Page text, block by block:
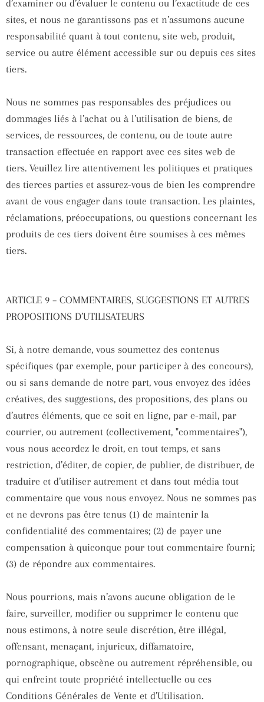
d’examiner ou d’évaluer le contenu ou l’exactitude de ces
sites, et nous ne garantissons pas et n’assumons aucune
responsabilité quant à tout contenu, site web, produit,
service ou autre élément accessible sur ou depuis ces sites
tiers.
Nous ne sommes pas responsables des préjudices ou
dommages liés à l’achat ou à l’utilisation de biens, de
services, de ressources, de contenu, ou de toute autre
transaction effectuée en rapport avec ces sites web de
tiers. Veuillez lire attentivement les politiques et pratiques
des tierces parties et assurez-vous de bien les comprendre
avant de vous engager dans toute transaction. Les plaintes,
réclamations, préoccupations, ou questions concernant les
produits de ces tiers doivent être soumises à ces mêmes
tiers.
ARTICLE 9 – COMMENTAIRES, SUGGESTIONS ET AUTRES
PROPOSITIONS D’UTILISATEURS
Si, à notre demande, vous soumettez des contenus
spécifiques (par exemple, pour participer à des concours),
ou si sans demande de notre part, vous envoyez des idées
créatives, des suggestions, des propositions, des plans ou
d’autres éléments, que ce soit en ligne, par e-mail, par
courrier, ou autrement (collectivement, "commentaires"),
vous nous accordez le droit, en tout temps, et sans
restriction, d’éditer, de copier, de publier, de distribuer, de
traduire et d’utiliser autrement et dans tout média tout
commentaire que vous nous envoyez. Nous ne sommes pas
et ne devrons pas être tenus (1) de maintenir la
confidentialité des commentaires; (2) de payer une
compensation à quiconque pour tout commentaire fourni;
(3) de répondre aux commentaires.
Nous pourrions, mais n’avons aucune obligation de le
faire, surveiller, modifier ou supprimer le contenu que
nous estimons, à notre seule discrétion, être illégal,
offensant, menaçant, injurieux, diffamatoire,
pornographique, obscène ou autrement répréhensible, ou
qui enfreint toute propriété intellectuelle ou ces
Conditions Générales de Vente et d’Utilisation.